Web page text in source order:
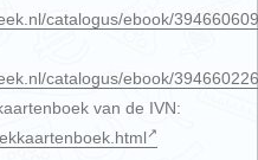
catalogus/ebook/
catalogus/ebook/
van de IVN: